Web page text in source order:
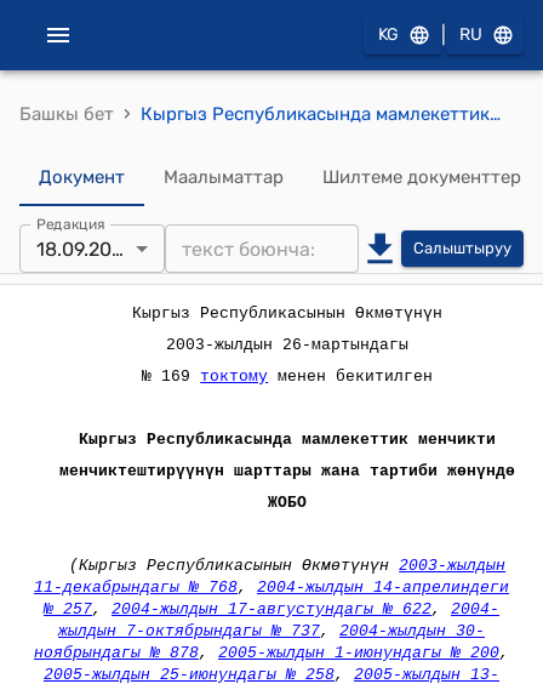
KG RU
Башкы бет › Кыргыз Республикасында мамлекеттик менчикти менчиктештирүүнүн шарттары жана тартиби жөнүндө (Кыргыз Республикасынын Өкмөтүнүн 2003-жылдын 26-мартындагы № 169 токтому менен бекитилген) жобо
Документ Маалыматтар Шилтеме документтер
Редакция
18.09.2023 Салыштыруу